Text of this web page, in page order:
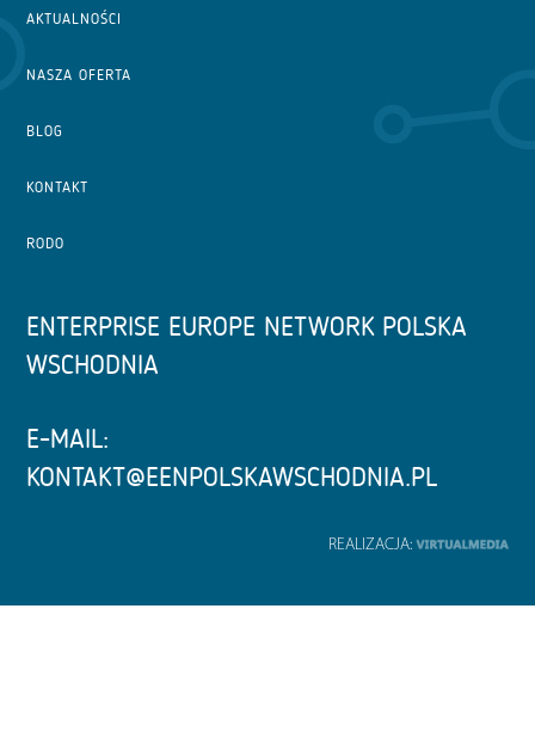
AKTUALNOŚCI
NASZA OFERTA
BLOG
KONTAKT
RODO
ENTERPRISE EUROPE NETWORK POLSKA
WSCHODNIA
E-MAIL:
KONTAKT@EENPOLSKAWSCHODNIA.PL
REALIZACJA: